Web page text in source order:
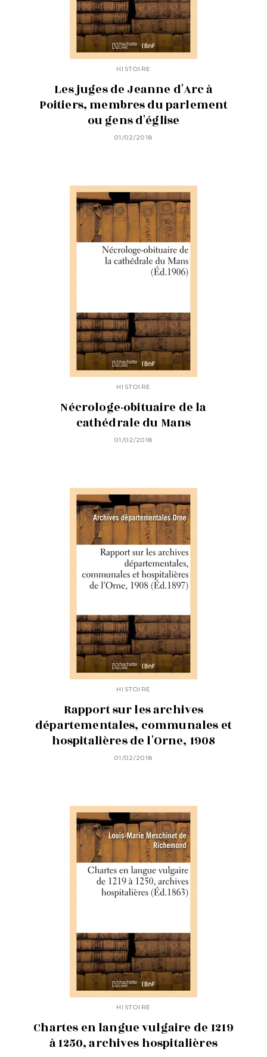
HISTOIRE
Les juges de Jeanne d'Arc à
Poitiers, membres du parlement
ou gens d'église
01/02/2018
HISTOIRE
Nécrologe-obituaire de la
cathédrale du Mans
01/02/2018
HISTOIRE
Rapport sur les archives
départementales, communales et
hospitalières de l'Orne, 1908
01/02/2018
HISTOIRE
Chartes en langue vulgaire de 1219
à 1250, archives hospitalières